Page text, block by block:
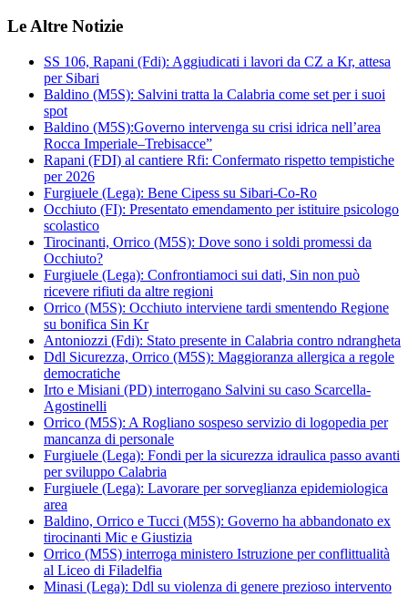
Le Altre Notizie
SS 106, Rapani (Fdi): Aggiudicati i lavori da CZ a Kr, attesa
per Sibari
Baldino (M5S): Salvini tratta la Calabria come set per i suoi
spot
Baldino (M5S):Governo intervenga su crisi idrica nell’area
Rocca Imperiale–Trebisacce”
Rapani (FDI) al cantiere Rfi: Confermato rispetto tempistiche
per 2026
Furgiuele (Lega): Bene Cipess su Sibari-Co-Ro
Occhiuto (FI): Presentato emendamento per istituire psicologo
scolastico
Tirocinanti, Orrico (M5S): Dove sono i soldi promessi da
Occhiuto?
Furgiuele (Lega): Confrontiamoci sui dati, Sin non può
ricevere rifiuti da altre regioni
Orrico (M5S): Occhiuto interviene tardi smentendo Regione
su bonifica Sin Kr
Antoniozzi (Fdi): Stato presente in Calabria contro ndrangheta
Ddl Sicurezza, Orrico (M5S): Maggioranza allergica a regole
democratiche
Irto e Misiani (PD) interrogano Salvini su caso Scarcella-
Agostinelli
Orrico (M5S): A Rogliano sospeso servizio di logopedia per
mancanza di personale
Furgiuele (Lega): Fondi per la sicurezza idraulica passo avanti
per sviluppo Calabria
Furgiuele (Lega): Lavorare per sorveglianza epidemiologica
area
Baldino, Orrico e Tucci (M5S): Governo ha abbandonato ex
tirocinanti Mic e Giustizia
Orrico (M5S) interroga ministero Istruzione per conflittualità
al Liceo di Filadelfia
Minasi (Lega): Ddl su violenza di genere prezioso intervento